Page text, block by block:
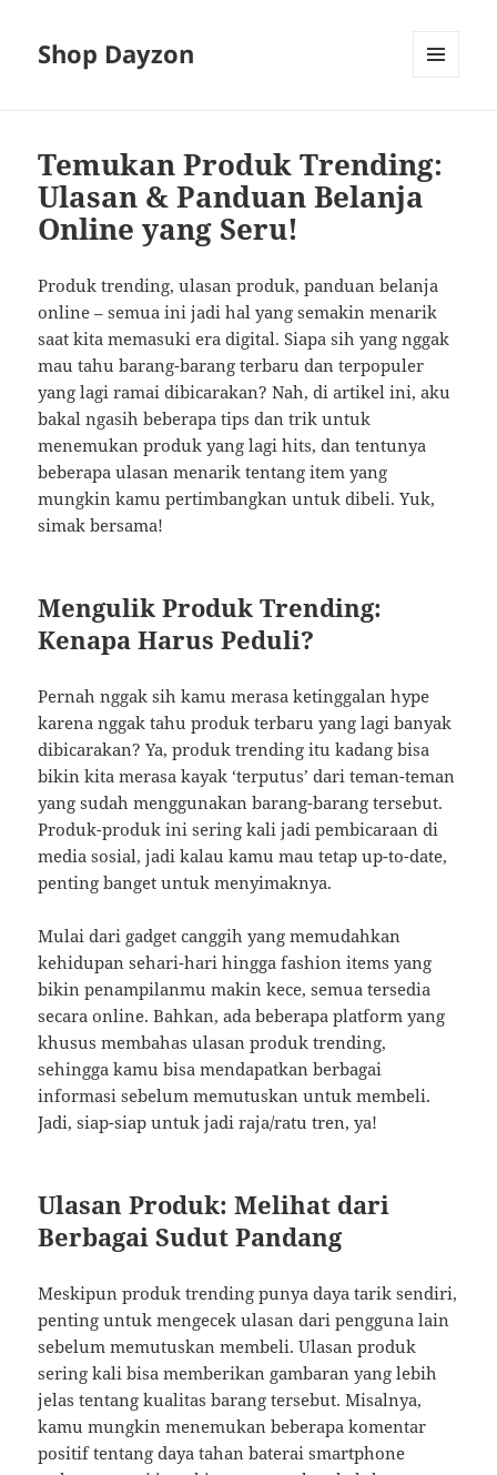
Shop Dayzon
Temukan Produk Trending:
Ulasan & Panduan Belanja
Online yang Seru!
Produk trending, ulasan produk, panduan belanja
online – semua ini jadi hal yang semakin menarik
saat kita memasuki era digital. Siapa sih yang nggak
mau tahu barang-barang terbaru dan terpopuler
yang lagi ramai dibicarakan? Nah, di artikel ini, aku
bakal ngasih beberapa tips dan trik untuk
menemukan produk yang lagi hits, dan tentunya
beberapa ulasan menarik tentang item yang
mungkin kamu pertimbangkan untuk dibeli. Yuk,
simak bersama!
Mengulik Produk Trending:
Kenapa Harus Peduli?
Pernah nggak sih kamu merasa ketinggalan hype
karena nggak tahu produk terbaru yang lagi banyak
dibicarakan? Ya, produk trending itu kadang bisa
bikin kita merasa kayak ‘terputus’ dari teman-teman
yang sudah menggunakan barang-barang tersebut.
Produk-produk ini sering kali jadi pembicaraan di
media sosial, jadi kalau kamu mau tetap up-to-date,
penting banget untuk menyimaknya.
Mulai dari gadget canggih yang memudahkan
kehidupan sehari-hari hingga fashion items yang
bikin penampilanmu makin kece, semua tersedia
secara online. Bahkan, ada beberapa platform yang
khusus membahas ulasan produk trending,
sehingga kamu bisa mendapatkan berbagai
informasi sebelum memutuskan untuk membeli.
Jadi, siap-siap untuk jadi raja/ratu tren, ya!
Ulasan Produk: Melihat dari
Berbagai Sudut Pandang
Meskipun produk trending punya daya tarik sendiri,
penting untuk mengecek ulasan dari pengguna lain
sebelum memutuskan membeli. Ulasan produk
sering kali bisa memberikan gambaran yang lebih
jelas tentang kualitas barang tersebut. Misalnya,
kamu mungkin menemukan beberapa komentar
positif tentang daya tahan baterai smartphone